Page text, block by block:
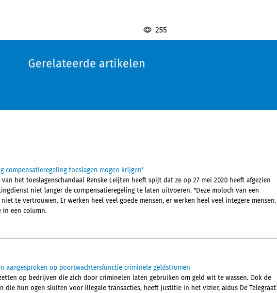
255
Gerelateerde artikelen
toeslagen mogen krijgen'
het toeslagenschandaal Renske Leijten heeft spijt dat ze op 27 mei 2020 heeft afgezien
niet langer de compensatieregeling te laten uitvoeren. "Deze moloch van een
te vertrouwen. Er werken heel veel goede mensen, er werken heel veel integere mensen.
in een column.
aangesproken op poortwachtersfunctie criminele geldstromen
op bedrijven die zich door criminelen laten gebruiken om geld wit te wassen. Ook de
die hun ogen sluiten voor illegale transacties, heeft justitie in het vizier, aldus De Telegraaf.